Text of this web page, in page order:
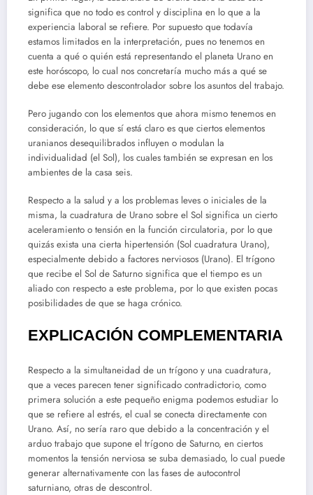
significa que no todo es control y disciplina en lo que a la
experiencia laboral se refiere. Por supuesto que todavía
estamos limitados en la interpretación, pues no tenemos en
cuenta a qué o quién está representando el planeta Urano en
este horóscopo, lo cual nos concretaría mucho más a qué se
debe ese elemento descontrolador sobre los asuntos del trabajo.
Pero jugando con los elementos que ahora mismo tenemos en
consideración, lo que sí está claro es que ciertos elementos
uranianos desequilibrados influyen o modulan la
individualidad (el Sol), los cuales también se expresan en los
ambientes de la casa seis.
Respecto a la salud y a los problemas leves o iniciales de la
misma, la cuadratura de Urano sobre el Sol significa un cierto
aceleramiento o tensión en la función circulatoria, por lo que
quizás exista una cierta hipertensión (Sol cuadratura Urano),
especialmente debido a factores nerviosos (Urano). El trígono
que recibe el Sol de Saturno significa que el tiempo es un
aliado con respecto a este problema, por lo que existen pocas
posibilidades de que se haga crónico.
EXPLICACIÓN COMPLEMENTARIA
Respecto a la simultaneidad de un trígono y una cuadratura,
que a veces parecen tener significado contradictorio, como
primera solución a este pequeño enigma podemos estudiar lo
que se refiere al estrés, el cual se conecta directamente con
Urano. Así, no sería raro que debido a la concentración y el
arduo trabajo que supone el trígono de Saturno, en ciertos
momentos la tensión nerviosa se suba demasiado, lo cual puede
generar alternativamente con las fases de autocontrol
saturniano, otras de descontrol.